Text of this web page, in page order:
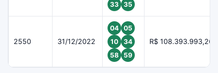
33
35
2550 31/12/2022
04
05
10
34
58
59
R$ 108.393.993,26